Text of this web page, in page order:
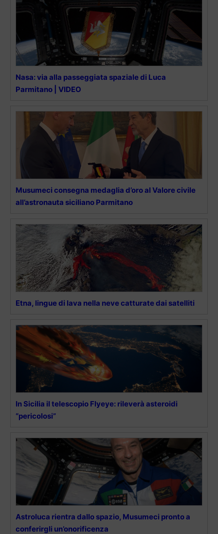
Nasa: via alla passeggiata spaziale di Luca
Parmitano | VIDEO
Musumeci consegna medaglia d’oro al Valore civile
all’astronauta siciliano Parmitano
Etna, lingue di lava nella neve catturate dai satelliti
In Sicilia il telescopio Flyeye: rileverà asteroidi
“pericolosi”
Astroluca rientra dallo spazio, Musumeci pronto a
conferirgli un’onorificenza